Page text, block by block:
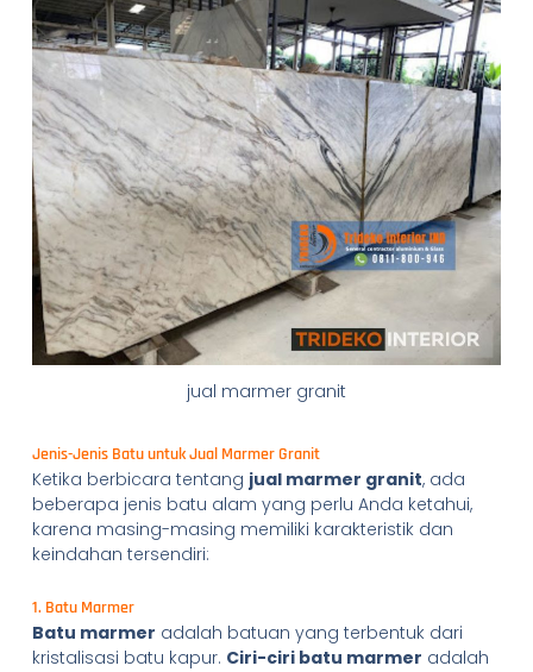
jual marmer granit
Jenis-Jenis Batu untuk Jual Marmer Granit
Ketika berbicara tentang jual marmer granit, ada
beberapa jenis batu alam yang perlu Anda ketahui,
karena masing-masing memiliki karakteristik dan
keindahan tersendiri:
1. Batu Marmer
Batu marmer adalah batuan yang terbentuk dari
kristalisasi batu kapur. Ciri-ciri batu marmer adalah